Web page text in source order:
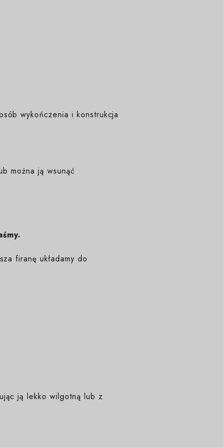
wykończenia i konstrukcja
można ją wsunąć
firanę układamy do
ją lekko wilgotną lub z